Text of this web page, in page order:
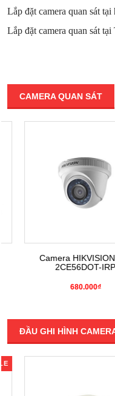
Lắp đặt camera quan sát
Lắp đặt camera quan sát
CAMERA QUAN SÁT
Camera HIKVISION DS-
2CE56DOT-IRP
680.000₫
ĐẦU GHI HÌNH